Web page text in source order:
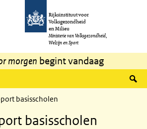
gaan
Rijksinstituut voor
Volksgezondheid
en Milieu
Ministerie van Volksgezondheid,
Welzijn en Sport
morgen begint vandaag
basisscholen
basisscholen